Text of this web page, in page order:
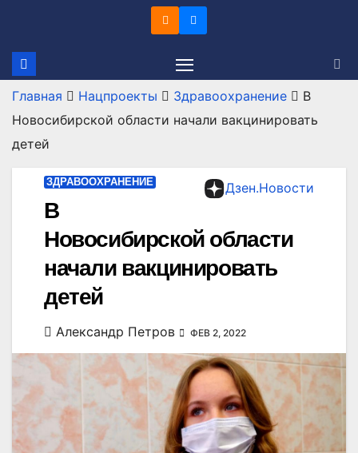
содержимому
Главная Нацпроекты Здравоохранение
В
Новосибирской области начали вакцинировать
детей
Дзен.Новости
ЗДРАВООХРАНЕНИЕ
В
Новосибирской области
начали вакцинировать
детей
Александр Петров ФЕВ 2, 2022